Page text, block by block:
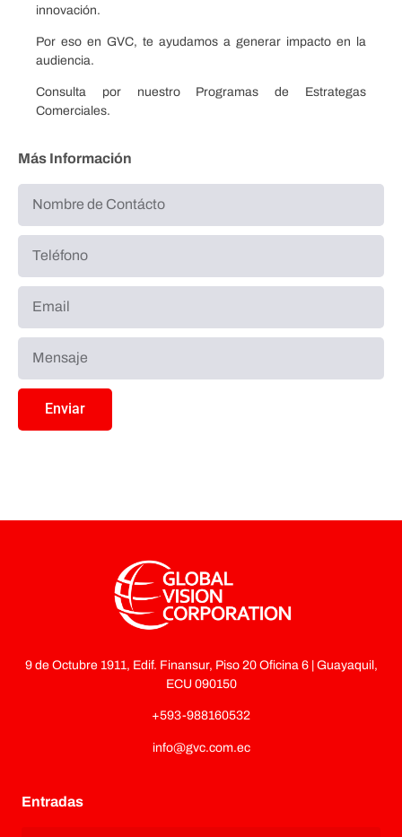
innovación.
Por eso en GVC, te ayudamos a generar impacto en la
audiencia.
Consulta por nuestro Programas de Estrategas
Comerciales.
Más Información
Enviar
9 de Octubre 1911, Edif. Finansur, Piso 20 Oficina 6 | Guayaquil,
ECU 090150
+593-988160532
info@gvc.com.ec
Entradas